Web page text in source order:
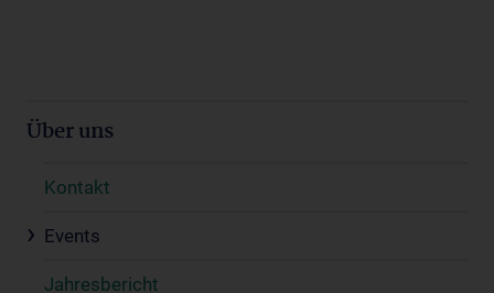
Über uns
Kontakt
Events
Jahresbericht